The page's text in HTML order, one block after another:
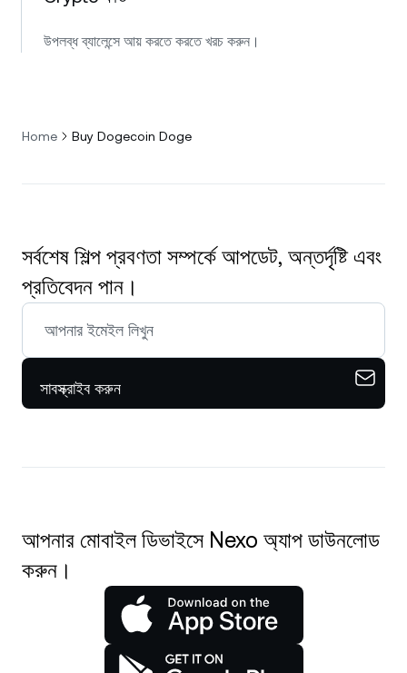
উপলব্ধ ব্যালেন্সে আয় করতে করতে খরচ করুন।
Home Buy Dogecoin Doge
সর্বশেষ শিল্প প্রবণতা সম্পর্কে আপডেট, অন্তর্দৃষ্টি এবং
প্রতিবেদন পান।
সাবস্ক্রাইব করুন
আপনার মোবাইল ডিভাইসে Nexo অ্যাপ ডাউনলোড
করুন।